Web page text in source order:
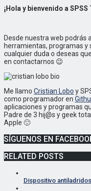
¡Hola y bienvenido a
Desde nuestra web podrás
herramientas, programas y
cualquier duda o deseas
en contactarnos 😉
Me llamo Cristian Lobo y
como programador en
aplicaciones y programas
Padre de 3 hij@s y geek
Apple 🙂
SÍGUENOS EN
RELATED POSTS
Dispositivo